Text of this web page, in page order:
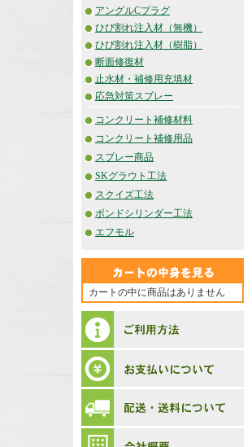
アングルCプラグ
ひび割れ注入材（無機）
ひび割れ注入材（樹脂）
断面修復材
止水材・補修用充填材
応急対策スプレー
コンクリート補修材料
コンクリート補修用品
スプレー商品
SKグラウト工法
スクイズ工法
ボンドシリンダー工法
エフモル
カートの中に商品はありません